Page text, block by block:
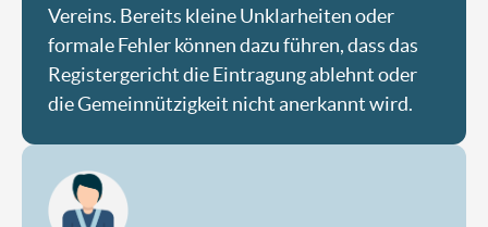
Vereins. Bereits kleine Unklarheiten oder
formale Fehler können dazu führen, dass das
Registergericht die Eintragung ablehnt oder
die Gemeinnützigkeit nicht anerkannt wird.